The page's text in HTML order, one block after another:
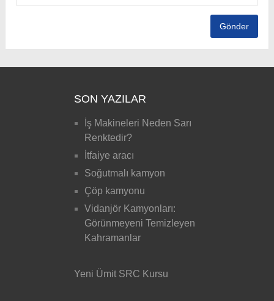
SON YAZILAR
İş Makineleri Neden Sarı
Renktedir?
İtfaiye aracı
Soğutmalı kamyon
Çöp kamyonu
Vidanjör Kamyonları:
Görünmeyeni Temizleyen
Kahramanlar
Yeni Ümit SRC Kursu